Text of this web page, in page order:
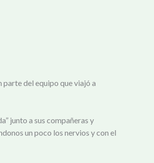
parte del equipo que viajó a
junto a sus compañeras y
un poco los nervios y con el